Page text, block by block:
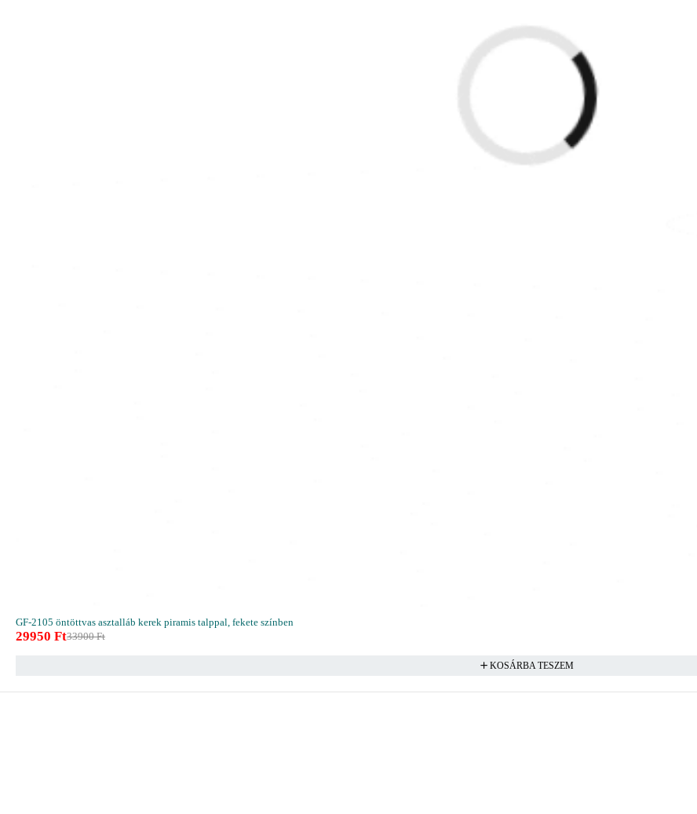
GF-2105 öntöttvas asztalláb kerek piramis talppal, fekete színben
33900Ft
29950 Ft
KOSÁRBA TESZEM